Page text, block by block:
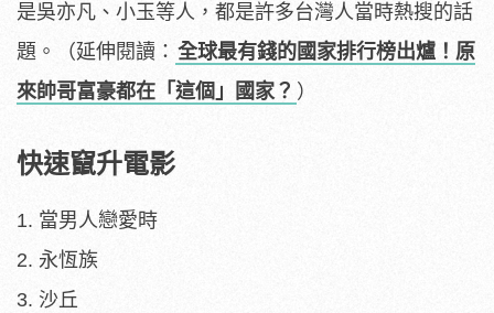
是吳亦凡、小玉等人，都是許多台灣人當時熱搜的話
題。（延伸閱讀： 全球最有錢的國家排行榜出爐！原
來帥哥富豪都在「這個」國家？ ）
快速竄升電影
1. 當男人戀愛時
2. 永恆族
3. 沙丘